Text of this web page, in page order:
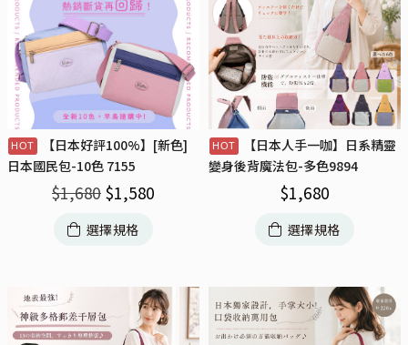
【日本好評100%】[新色]
日本國民包-10色 7155
$1,680 $1,580
選擇規格
【日本人手一咖】日系精靈
變身後背魔法包-多色9894
$1,680
選擇規格